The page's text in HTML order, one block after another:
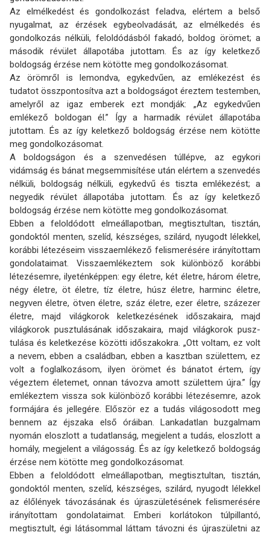
Az elmélkedést és gondolkozást feladva, elértem a belső
nyugalmat, az érzések egybe­olvadását, az elmélkedés és
gondolkozás nélküli, feloldódásból fakadó, boldog örömet; a
második révület állapotába jutottam. És az így keletkező
boldogság érzése nem kötötte meg gondolkozásomat.
Az örömről is lemondva, egykedvűen, az emlékezést és
tudatot összpontosítva azt a boldog­ságot éreztem testemben,
amelyről az igaz emberek ezt mondják: „Az egykedvűen
emlékező boldogan él.” Így a harmadik révület állapotába
jutottam. És az így keletkező boldogság érzése nem kötötte
meg gondolkozásomat.
A boldogságon és a szenvedésen túllépve, az egykori
vidámság és bánat megsemmisítése után elértem a szenvedés
nélküli, boldogság nélküli, egykedvű és tiszta emlékezést; a
negyedik révület állapotába jutottam. És az így keletkező
boldogság érzése nem kötötte meg gondol­kozásomat.
Ebben a feloldódott elmeállapotban, megtisztultan, tisztán,
gondoktól menten, szelíd, készsé­ges, szilárd, nyugodt lélekkel,
korábbi létezéseim visszaemlékező felismerésére irányítottam
gondolataimat. Visszaemlékeztem sok különböző korábbi
létezésemre, ilyeténképpen: egy életre, két életre, három életre,
négy életre, öt életre, tíz életre, húsz életre, harminc életre,
negy­ven életre, ötven életre, száz életre, ezer életre, százezer
életre, majd világkorok kelet­kezésének időszakaira, majd
világkorok pusztulásának időszakaira, majd világkorok pusz­
tulása és keletkezése közötti időszakokra. „Ott voltam, ez volt
a nevem, ebben a családban, ebben a kasztban születtem, ez
volt a foglalkozásom, ilyen örömet és bánatot értem, így
végeztem életemet, onnan távozva amott születtem újra.” Így
emlékeztem vissza sok különböző korábbi létezésemre, azok
formájára és jellegére. Először ez a tudás világosodott meg
bennem az éjszaka első óráiban. Lankadatlan buzgalmam
nyomán eloszlott a tudatlanság, megjelent a tudás, eloszlott a
homály, megjelent a világosság. És az így keletkező boldogság
érzése nem kötötte meg gondolkozásomat.
Ebben a feloldódott elmeállapotban, megtisztultan, tisztán,
gondoktól menten, szelíd, kész­séges, szilárd, nyugodt lélekkel
az élőlények távozásának és újraszületésének felismerésére
irányítottam gondolataimat. Emberi korlátokon túlpillantó,
megtisztult, égi látásommal láttam távozni és újraszületni az